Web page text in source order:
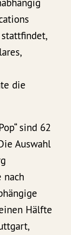
die
sind 62
Auswahl
Hälfte